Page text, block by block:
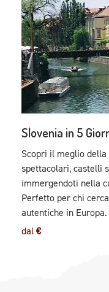
Slovenia in 5
Scopri il meglio
spettacolari, castelli
immergendoti nella
Perfetto per chi
autentiche in Europa.
dal€